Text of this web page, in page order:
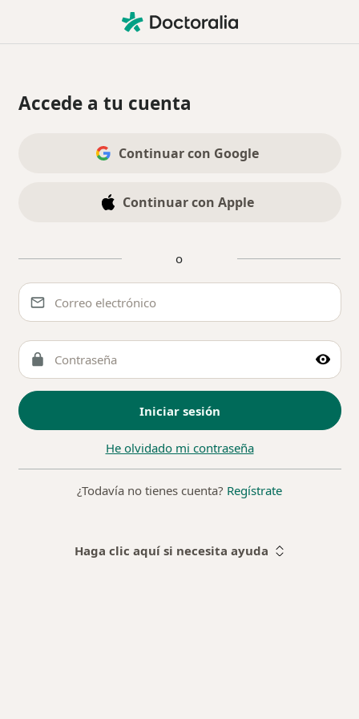
Accede a tu cuenta
A través de las redes sociales
Continuar con Google
Continuar con Apple
o
A través del formulario de acceso
Iniciar sesión
He olvidado mi contraseña
¿Todavía no tienes cuenta? Regístrate
Haga clic aquí si necesita ayuda